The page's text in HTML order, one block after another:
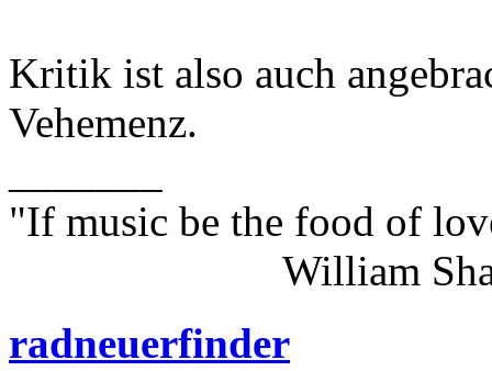
Kritik ist also auch
Vehemenz.
"If music be the food of
William
radneuerfinder